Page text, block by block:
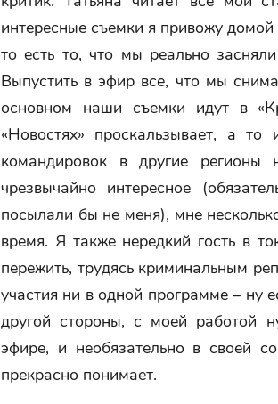
интересные съемки я привожу
то есть то, что мы реально
Выпустить в эфир все, что мы
основном наши съемки идут в
«Новостях» проскальзывает, а
командировок в другие регионы
чрезвычайно интересное
посылали бы не меня), мне
время. Я также нередкий гость в
пережить, трудясь криминальным
участия ни в одной программе – ну
другой стороны, с моей работой
эфире, и необязательно в своей
прекрасно понимает.